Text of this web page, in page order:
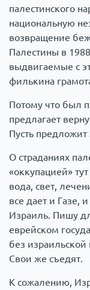
палестинского
национальную
возвращение
Палестины в
выдвигаемые с
филькина
Потому что был
предлагает
Пусть
О страданиях
«оккупацией»
вода, свет,
все дает и Газе,
Израиль. Пишу
еврейском
без
Свои же съедят.
К сожалению,